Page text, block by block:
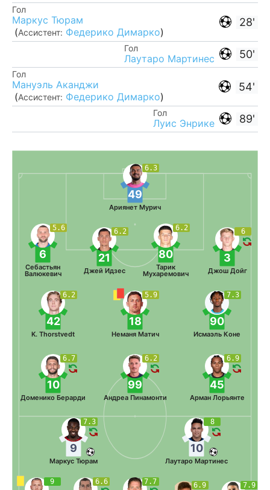
28'
Гол
Маркус Тюрам
(Ассистент: Федерико Димарко)
50'
Гол
Лаутаро Мартинес
54'
Гол
Мануэль Аканджи
(Ассистент: Федерико Димарко)
89'
Гол
Луис Энрике
6.3
49
Ариянет Мурич
6
3
Джош Дойг
6.2
80
Тарик
Мухаремович
6.2
21
Джей Идзес
5.6
6
Себастьян
Валюкевич
7.3
90
Исмаэль Коне
5.9
18
Неманя Матич
6.2
42
K. Thorstvedt
6.9
45
Арман Лорьянте
6.2
99
Андреа Пинамонти
6.7
10
Доменико Берарди
9 6.6 7.7 6.9 7.9
7.3
9
Маркус Тюрам
8
10
Лаутаро Мартинес